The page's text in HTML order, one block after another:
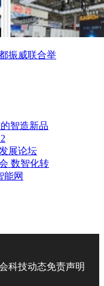
振威联合举
智造新品
展论坛
数智化转
能网
科技动态免责声明